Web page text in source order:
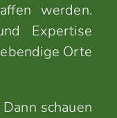
werden.
Expertise
Orte
schauen